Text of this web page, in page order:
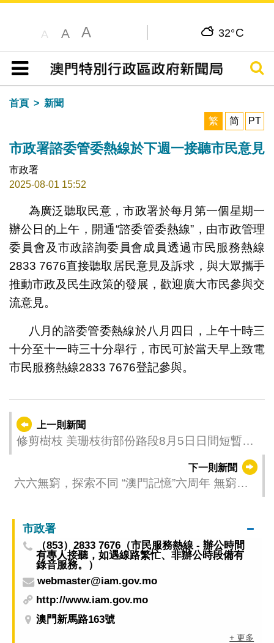
A A A 32°C
目錄
搜尋
首頁
新聞
繁
简 PT
市政署諮委管委熱線於下週一接聽市民意見
市政署
2025-08-01 15:52
為廣泛聽取民意，市政署於每月第一個星期一
辦公日的上午，開通“諮委管委熱線”，由市政管理
委員會及市政諮詢委員會成員透過市民服務熱線
2833 7676直接聽取居民意見及訴求，與大眾攜手
推動市政及民生政策的發展，歡迎廣大市民參與交
流意見。
八月的諮委管委熱線於八月四日，上午十時三
十分至十一時三十分舉行，市民可於當天早上致電
市民服務熱線2833 7676登記參與。
上一則新聞
修剪樹枝 美珊枝街部份路段8月5日日間短暫封
下一則新聞
六六無窮，探索不同 “澳門記憶”六周年 無窮內
市政署
（853）2833 7676（市民服務熱線 - 辦公時間
有專人接聽，如遇線路繁忙、非辦公時段備有
錄音服務。）
webmaster@iam.gov.mo
http://www.iam.gov.mo
澳門新馬路163號
+ 更多